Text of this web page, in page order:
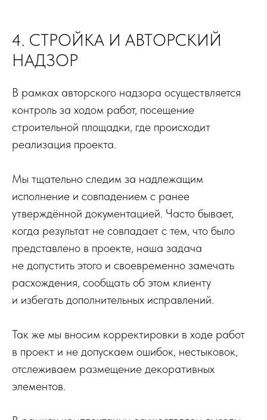
4. СТРОЙКА И АВТОРСКИЙ
НАДЗОР
В рамках авторского надзора осуществляется
контроль за ходом работ, посещение
строительной площадки, где происходит
реализация проекта.
Мы тщательно следим за надлежащим
исполнение и совпадением с ранее
утверждённой документацией. Часто бывает,
когда результат не совпадает с тем, что было
представлено в проекте, наша задача
не допустить этого и своевременно замечать
расхождения, сообщать об этом клиенту
и избегать дополнительных исправлений.
Так же мы вносим корректировки в ходе работ
в проект и не допускаем ошибок, нестыковок,
отслеживаем размещение декоративных
элементов.